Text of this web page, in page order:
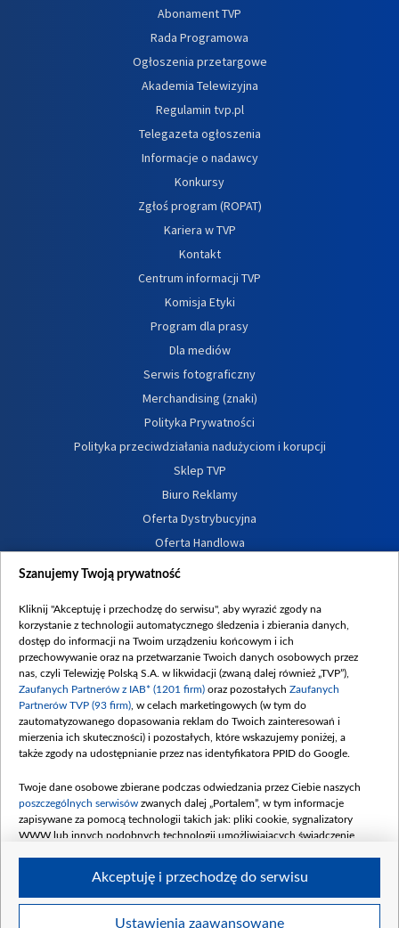
Abonament TVP
Rada Programowa
Ogłoszenia przetargowe
Akademia Telewizyjna
Regulamin tvp.pl
Telegazeta ogłoszenia
Informacje o nadawcy
Konkursy
Zgłoś program (ROPAT)
Kariera w TVP
Kontakt
Centrum informacji TVP
Komisja Etyki
Program dla prasy
Dla mediów
Serwis fotograficzny
Merchandising (znaki)
Polityka Prywatności
Polityka przeciwdziałania nadużyciom i korupcji
Sklep TVP
Biuro Reklamy
Oferta Dystrybucyjna
Oferta Handlowa
Dostępność
Procedura zgłoszeń wewnętrznych
Szanujemy Twoją prywatność
Kliknij "Akceptuję i przechodzę do serwisu", aby wyrazić zgody na
korzystanie z technologii automatycznego śledzenia i zbierania danych,
dostęp do informacji na Twoim urządzeniu końcowym i ich
przechowywanie oraz na przetwarzanie Twoich danych osobowych przez
nas, czyli Telewizję Polską S.A. w likwidacji (zwaną dalej również „TVP”),
Zaufanych Partnerów z IAB* (1201 firm) oraz pozostałych Zaufanych
Partnerów TVP (93 firm) , w celach marketingowych (w tym do
zautomatyzowanego dopasowania reklam do Twoich zainteresowań i
mierzenia ich skuteczności) i pozostałych, które wskazujemy poniżej, a
także zgody na udostępnianie przez nas identyfikatora PPID do Google.
Twoje dane osobowe zbierane podczas odwiedzania przez Ciebie naszych
poszczególnych serwisów zwanych dalej „Portalem”, w tym informacje
zapisywane za pomocą technologii takich jak: pliki cookie, sygnalizatory
WWW lub innych podobnych technologii umożliwiających świadczenie
Twoje dane osobowe zbierane podczas odwiedzania przez Ciebie
Ustawienia zaawansowane
Akceptuję i przechodzę do serwisu